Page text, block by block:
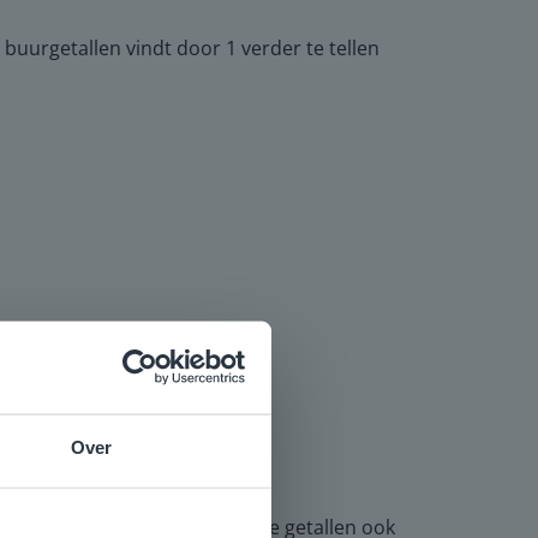
Over
vindt door 1 verder te tellen
dat de leerlingen de getallen ook